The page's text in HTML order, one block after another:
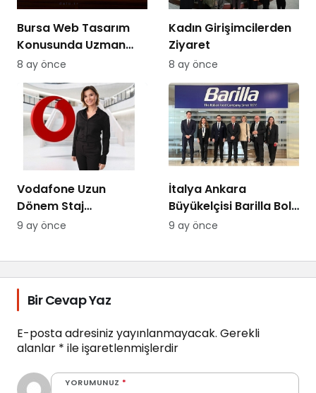
Bursa Web Tasarım
Konusunda Uzman
Firma DAIO İnteraktif
Hizmetler
8 ay önce
Kadın Girişimcilerden
Ziyaret
8 ay önce
Vodafone Uzun
Dönem Staj
Programına
9 ay önce
İtalya Ankara
Büyükelçisi Barilla Bolu
Fabrikasında Ziyaret
9 ay önce
Bir Cevap Yaz
E-posta adresiniz yayınlanmayacak. Gerekli
alanlar * ile işaretlenmişlerdir
YORUMUNUZ *